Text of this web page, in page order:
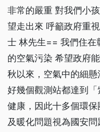
非常的嚴重 對我們小
望走出來 呼籲政府重
士 林先生== 我們住在
的空氣污染 希望政府
秋以來，空氣中的細
好幾個觀測站都達到
健康，因此十多個環
及暖化問題視為國安